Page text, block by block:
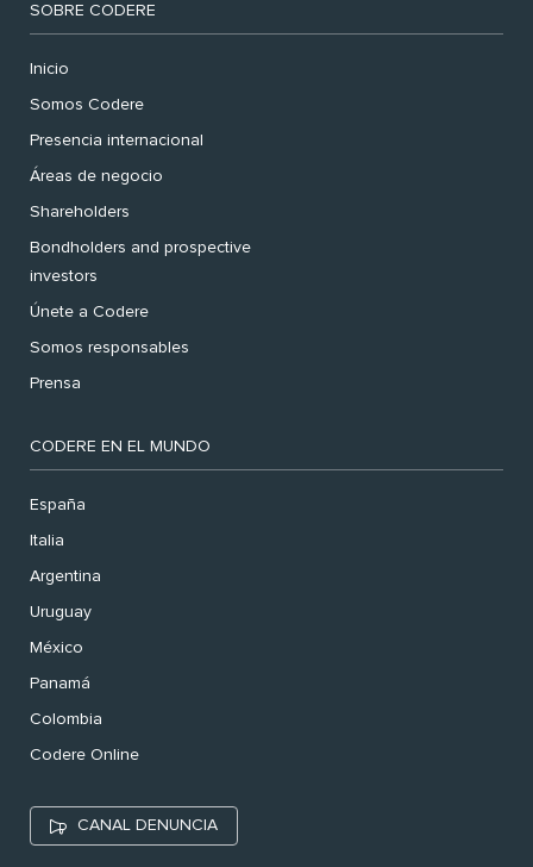
SOBRE CODERE
Inicio
Somos Codere
Presencia internacional
Áreas de negocio
Shareholders
Bondholders and prospective
investors
Únete a Codere
Somos responsables
Prensa
CODERE EN EL MUNDO
España
Italia
Argentina
Uruguay
México
Panamá
Colombia
Codere Online
CANAL DENUNCIA